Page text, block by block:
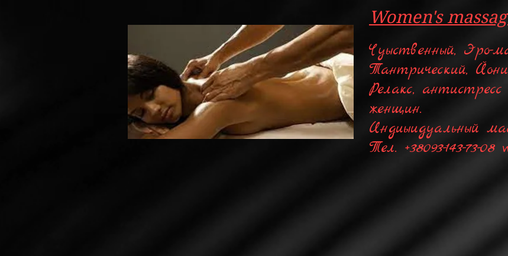
Women's
Чуыственный, Эро-
Тантрический,
Релакс,
женщин.
Индиыидуальный
Тел. +38093-143-73-